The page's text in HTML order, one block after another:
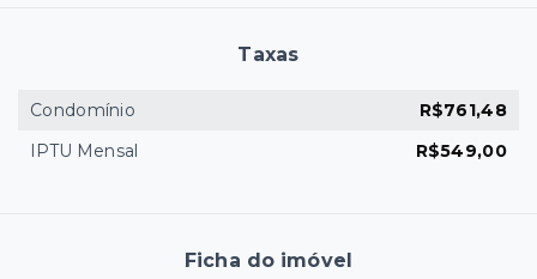
Taxas
Condomínio
R$761,48
IPTU Mensal
R$549,00
Ficha do imóvel